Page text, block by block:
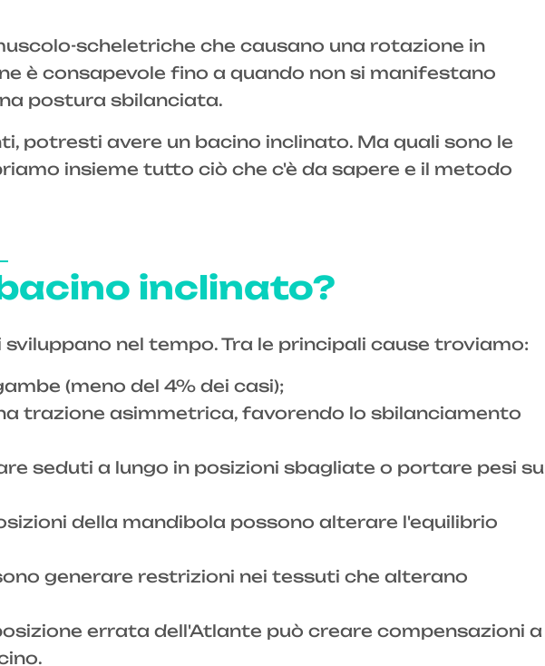
scheletriche che causano una rotazione in
è consapevole fino a quando non si manifestano
postura sbilanciata.
potresti avere un bacino inclinato. Ma quali sono le
insieme tutto ciò che c'è da sapere e il metodo
inclinato?
nel tempo. Tra le principali cause troviamo:
(meno del 4% dei casi);
trazione asimmetrica, favorendo lo sbilanciamento
seduti a lungo in posizioni sbagliate o portare pesi su
della mandibola possono alterare l'equilibrio
generare restrizioni nei tessuti che alterano
errata dell'Atlante può creare compensazioni a